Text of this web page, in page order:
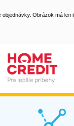
Obrázok má len